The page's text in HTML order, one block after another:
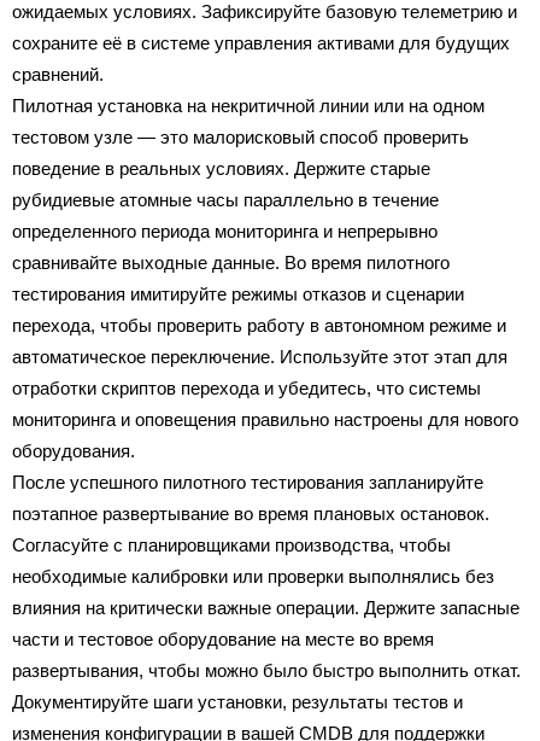
ожидаемых условиях. Зафиксируйте базовую телеметрию и
сохраните её в системе управления активами для будущих
сравнений.
Пилотная установка на некритичной линии или на одном
тестовом узле — это малорисковый способ проверить
поведение в реальных условиях. Держите старые
рубидиевые атомные часы параллельно в течение
определенного периода мониторинга и непрерывно
сравнивайте выходные данные. Во время пилотного
тестирования имитируйте режимы отказов и сценарии
перехода, чтобы проверить работу в автономном режиме и
автоматическое переключение. Используйте этот этап для
отработки скриптов перехода и убедитесь, что системы
мониторинга и оповещения правильно настроены для нового
оборудования.
После успешного пилотного тестирования запланируйте
поэтапное развертывание во время плановых остановок.
Согласуйте с планировщиками производства, чтобы
необходимые калибровки или проверки выполнялись без
влияния на критически важные операции. Держите запасные
части и тестовое оборудование на месте во время
развертывания, чтобы можно было быстро выполнить откат.
Документируйте шаги установки, результаты тестов и
изменения конфигурации в вашей CMDB для поддержки